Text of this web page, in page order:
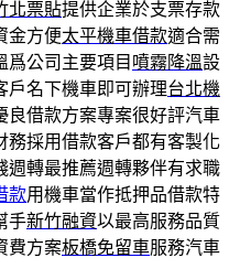
北票貼提供企業於支票存款
金方便太平機車借款適合需
爲公司主要項目 噴霧降溫設
戶名下機車即可辦理台北機
良借款方案專案很好評汽車
務採用借款客戶都有客製化
週轉最推薦週轉夥伴有求職
款用機車當作抵押品借款特
手新竹融資以最高服務品質
費方案板橋免留車服務汽車